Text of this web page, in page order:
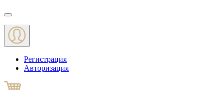
Меню
Регистрация
Авторизация